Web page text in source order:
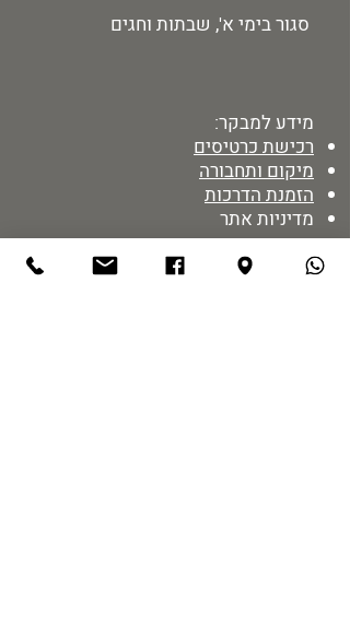
סגור בימי א', שבתות וחגים
מידע למבקר:
רכישת כרטיסים
מיקום ותחבורה
הזמנת הדרכות
מדיניות אתר
נגישות